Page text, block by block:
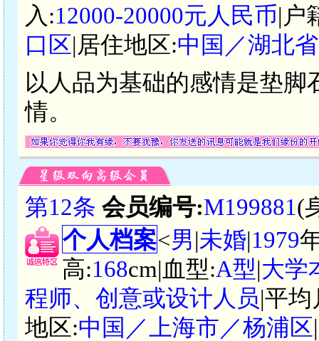
入:12000-20000元人民币|户
口区|居住地区:中国／湖北
以人品为基础的感情是垫
情。
第12条 会员编号:M199881(
个人档案<男|未婚|1979
高:168cm|血型:A型|大学
程师、创意或设计人员|平
地区:中国／上海市／杨浦区